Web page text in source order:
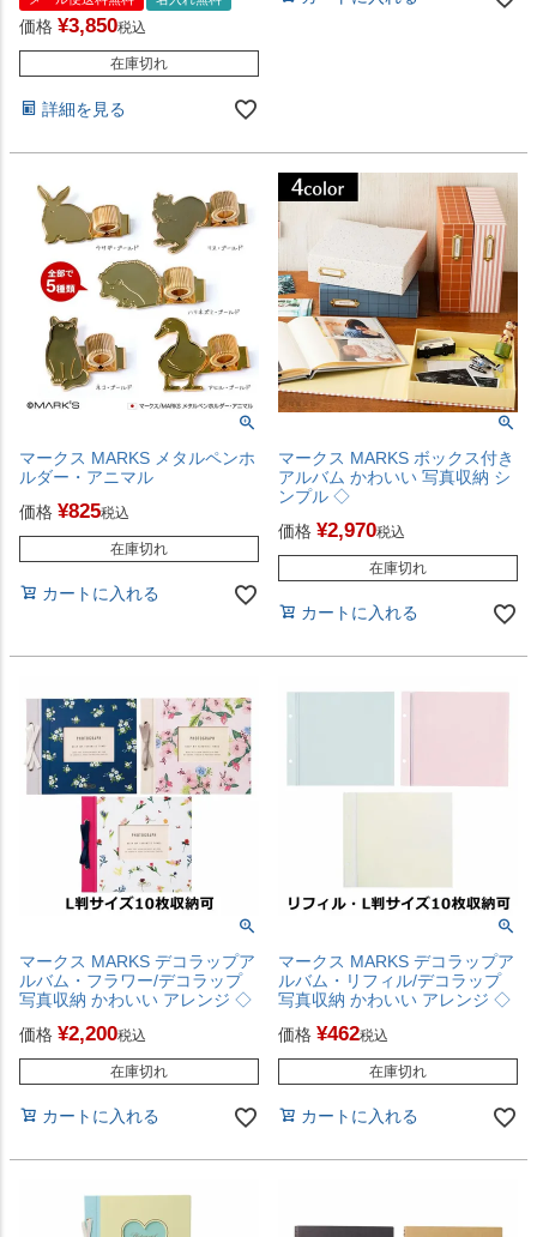
価格 ¥3,850税込
在庫切れ
詳細を見る
マークス MARKS メタルペンホ
ルダー・アニマル
価格 ¥825税込
在庫切れ
カートに入れる
マークス MARKS ボックス付き
アルバム かわいい 写真収納 シ
ンプル ◇
価格 ¥2,970税込
在庫切れ
カートに入れる
マークス MARKS デコラップア
ルバム・フラワー/デコラップ
写真収納 かわいい アレンジ ◇
価格 ¥2,200税込
在庫切れ
カートに入れる
マークス MARKS デコラップア
ルバム・リフィル/デコラップ
写真収納 かわいい アレンジ ◇
価格 ¥462税込
在庫切れ
カートに入れる